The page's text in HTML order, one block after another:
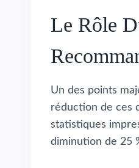
Le Rôle
Un des points
réduction de ces
statistiques
diminution de 25